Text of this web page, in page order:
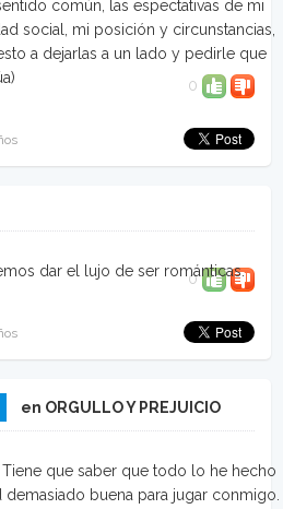
común, las espectativas de mi
social, mi posición y circunstancias,
a dejarlas a un lado y pedirle que
0
dar el lujo de ser románticas.
0
en ORGULLO Y PREJUICIO
que saber que todo lo he hecho
demasiado buena para jugar conmigo.